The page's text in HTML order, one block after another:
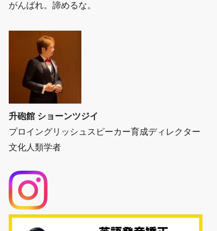
がんばれ。諦めるな。
升砲館 ショーンツジイ
プロイングリッシュスピーカー育成ディレクター
文化人類学者